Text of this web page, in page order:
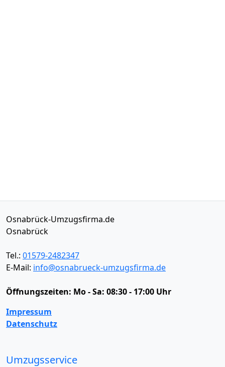
Osnabrück-Umzugsfirma.de
Osnabrück
Tel.: 01579-2482347
E-Mail: info@osnabrueck-umzugsfirma.de
Öffnungszeiten: Mo - Sa: 08:30 - 17:00 Uhr
Impressum
Datenschutz
Umzugsservice